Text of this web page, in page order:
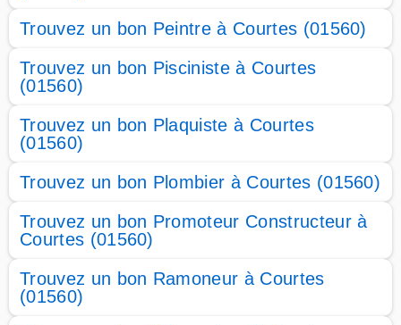
Trouvez un bon Peintre à Courtes (01560)
Trouvez un bon Pisciniste à Courtes
(01560)
Trouvez un bon Plaquiste à Courtes
(01560)
Trouvez un bon Plombier à Courtes (01560)
Trouvez un bon Promoteur Constructeur à
Courtes (01560)
Trouvez un bon Ramoneur à Courtes
(01560)